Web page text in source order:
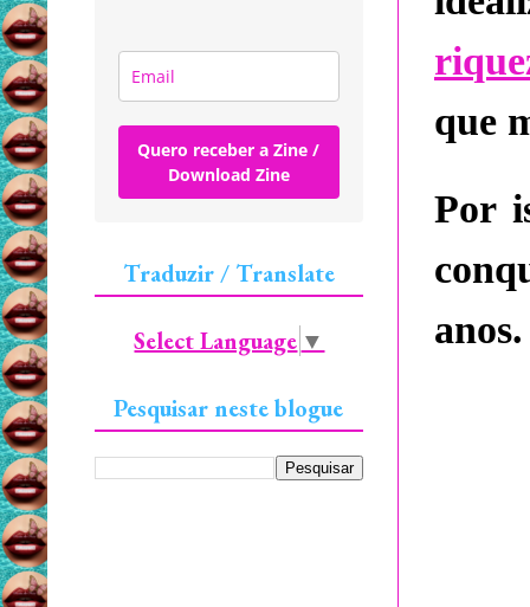
que
Por
anos.
Quero receber a Zine /
Download Zine
Traduzir / Translate
Select Language ▼
Pesquisar neste blogue